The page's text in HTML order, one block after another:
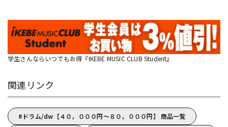
学生さんならいつでもお得『IKEBE MUSIC CLUB Student』
関連リンク
ドラム/dw【４０，０００円～８０，０００円】 商品一覧